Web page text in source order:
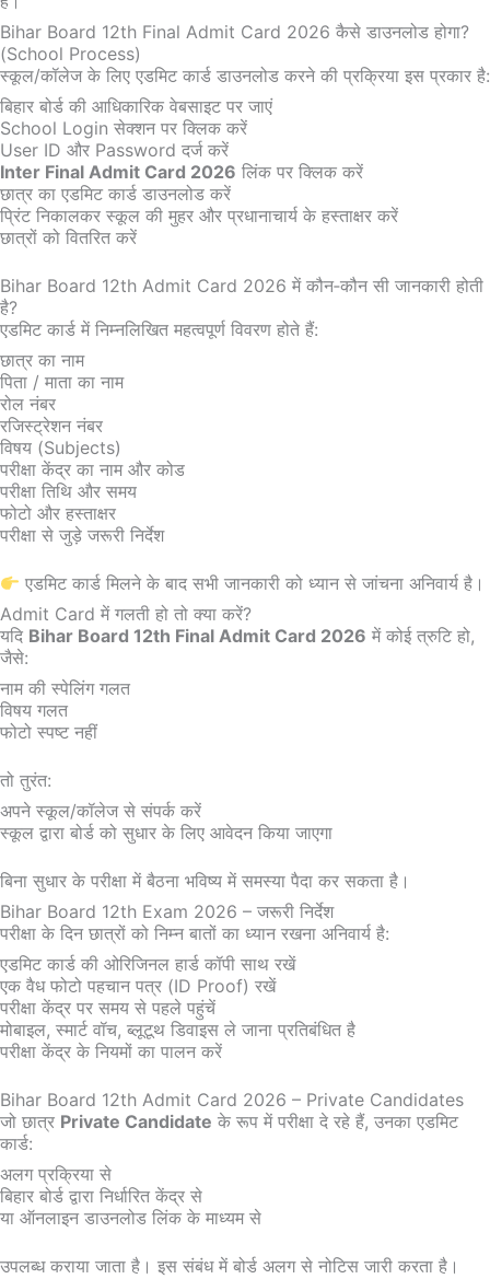
Bihar Board 12th Final Admit Card 2026 कैसे डाउनलोड होगा?
(School Process)
स्कूल/कॉलेज के लिए एडमिट कार्ड डाउनलोड करने की प्रक्रिया इस प्रकार है:
बिहार बोर्ड की आधिकारिक वेबसाइट पर जाएं
School Login सेक्शन पर क्लिक करें
User ID और Password दर्ज करें
Inter Final Admit Card 2026 लिंक पर क्लिक करें
छात्र का एडमिट कार्ड डाउनलोड करें
प्रिंट निकालकर स्कूल की मुहर और प्रधानाचार्य के हस्ताक्षर करें
छात्रों को वितरित करें
Bihar Board 12th Admit Card 2026 में कौन‑कौन सी जानकारी होती
है?
एडमिट कार्ड में निम्नलिखित महत्वपूर्ण विवरण होते हैं:
छात्र का नाम
पिता / माता का नाम
रोल नंबर
रजिस्ट्रेशन नंबर
विषय (Subjects)
परीक्षा केंद्र का नाम और कोड
परीक्षा तिथि और समय
फोटो और हस्ताक्षर
परीक्षा से जुड़े जरूरी निर्देश
एडमिट कार्ड मिलने के बाद सभी जानकारी को ध्यान से जांचना अनिवार्य है।
Admit Card में गलती हो तो क्या करें?
यदि Bihar Board 12th Final Admit Card 2026 में कोई त्रुटि हो,
जैसे:
नाम की स्पेलिंग गलत
विषय गलत
फोटो स्पष्ट नहीं
तो तुरंत:
अपने स्कूल/कॉलेज से संपर्क करें
स्कूल द्वारा बोर्ड को सुधार के लिए आवेदन किया जाएगा
बिना सुधार के परीक्षा में बैठना भविष्य में समस्या पैदा कर सकता है।
Bihar Board 12th Exam 2026 – जरूरी निर्देश
परीक्षा के दिन छात्रों को निम्न बातों का ध्यान रखना अनिवार्य है:
एडमिट कार्ड की ओरिजिनल हार्ड कॉपी साथ रखें
एक वैध फोटो पहचान पत्र (ID Proof) रखें
परीक्षा केंद्र पर समय से पहले पहुंचें
मोबाइल, स्मार्ट वॉच, ब्लूटूथ डिवाइस ले जाना प्रतिबंधित है
परीक्षा केंद्र के नियमों का पालन करें
Bihar Board 12th Admit Card 2026 – Private Candidates
जो छात्र Private Candidate के रूप में परीक्षा दे रहे हैं, उनका एडमिट
कार्ड:
अलग प्रक्रिया से
बिहार बोर्ड द्वारा निर्धारित केंद्र से
या ऑनलाइन डाउनलोड लिंक के माध्यम से
उपलब्ध कराया जाता है। इस संबंध में बोर्ड अलग से नोटिस जारी करता है।